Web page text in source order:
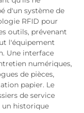
d'un système de
RFID pour
outils, prévenant
l'équipement
Une interface
numériques,
de pièces,
papier. Le
de service
un historique